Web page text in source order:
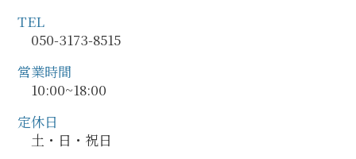
TEL
050-3173-8515
営業時間
10:00~18:00
定休日
土・日・祝日